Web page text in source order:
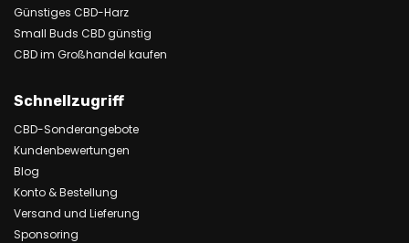
Günstiges CBD-Harz
Small Buds CBD günstig
CBD im Großhandel kaufen
Schnellzugriff
CBD-Sonderangebote
Kundenbewertungen
Blog
Konto & Bestellung
Versand und Lieferung
Sponsoring